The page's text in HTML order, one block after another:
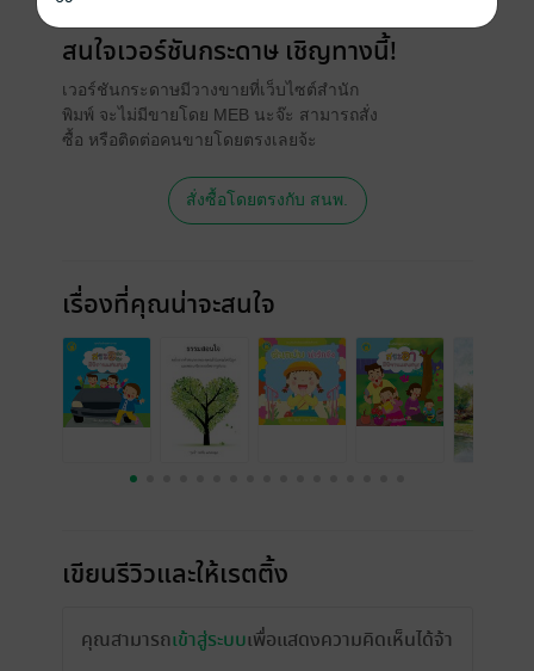
สนใจเวอร์ชันกระดาษ เชิญทางนี้!
เวอร์ชันกระดาษมีวางขายที่เว็บไซต์สำนัก
พิมพ์ จะไม่มีขายโดย MEB นะจ๊ะ สามารถสั่ง
ซื้อ หรือติดต่อคนขายโดยตรงเลยจ้ะ
สั่งซื้อโดยตรงกับ สนพ.
เรื่องที่คุณน่าจะสนใจ
เขียนรีวิวและให้เรตติ้ง
คุณสามารถเข้าสู่ระบบเพื่อแสดงความคิดเห็นได้จ้า